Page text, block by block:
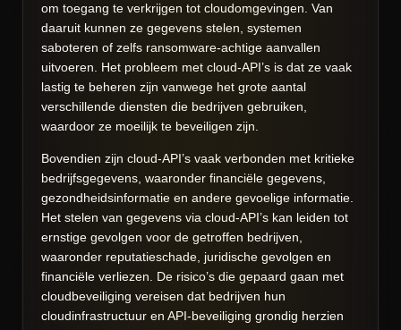
om toegang te verkrijgen tot cloudomgevingen. Van
daaruit kunnen ze gegevens stelen, systemen
saboteren of zelfs ransomware-achtige aanvallen
uitvoeren. Het probleem met cloud-API’s is dat ze vaak
lastig te beheren zijn vanwege het grote aantal
verschillende diensten die bedrijven gebruiken,
waardoor ze moeilijk te beveiligen zijn.
Bovendien zijn cloud-API’s vaak verbonden met kritieke
bedrijfsgegevens, waaronder financiële gegevens,
gezondheidsinformatie en andere gevoelige informatie.
Het stelen van gegevens via cloud-API’s kan leiden tot
ernstige gevolgen voor de getroffen bedrijven,
waaronder reputatieschade, juridische gevolgen en
financiële verliezen. De risico’s die gepaard gaan met
cloudbeveiliging vereisen dat bedrijven hun
cloudinfrastructuur en API-beveiliging grondig herzien